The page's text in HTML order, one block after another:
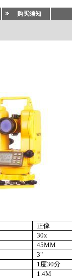
购买须知
正像
30x
45MM
3"
1度30分
1.4M